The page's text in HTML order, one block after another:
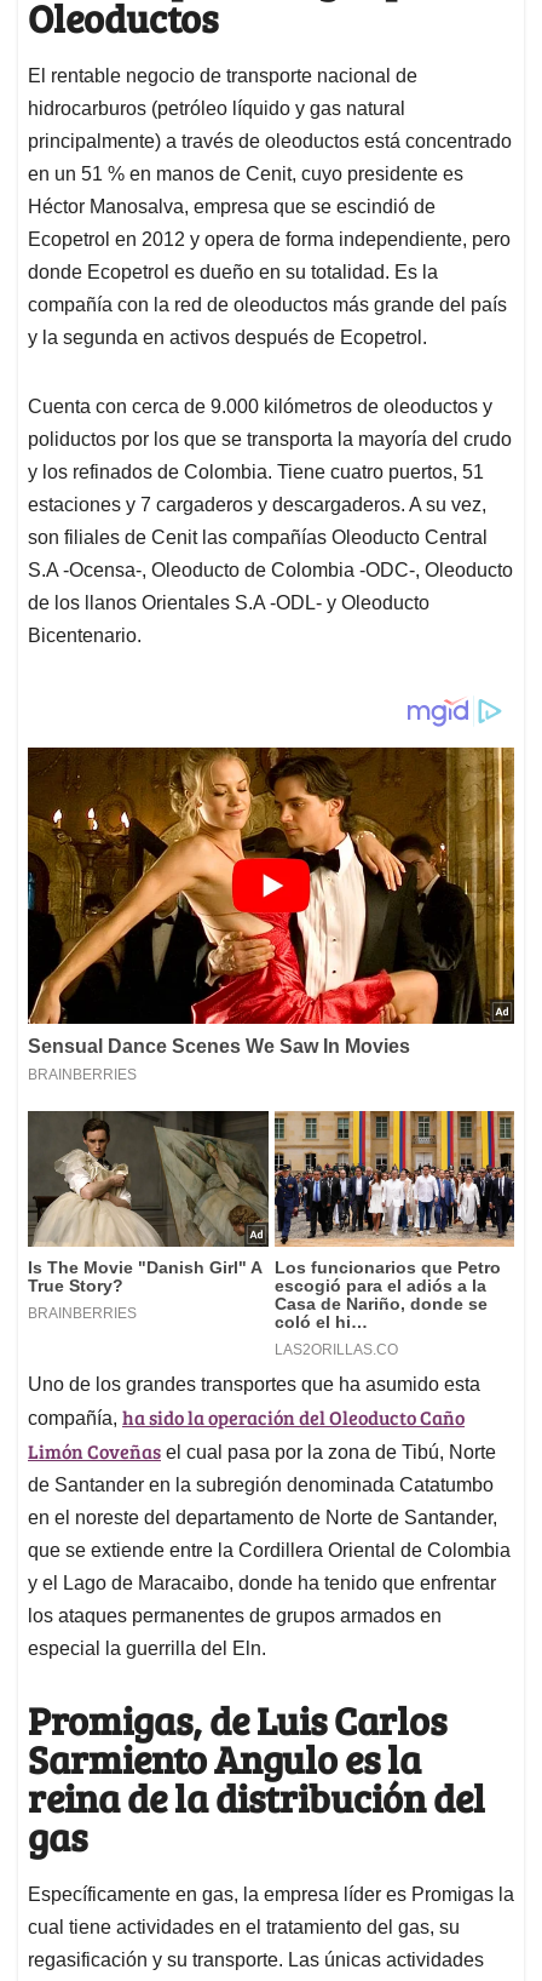
Oleoductos
El rentable negocio de transporte nacional de
hidrocarburos (petróleo líquido y gas natural
principalmente) a través de oleoductos está concentrado
en un 51 % en manos de Cenit, cuyo presidente es
Héctor Manosalva, empresa que se escindió de
Ecopetrol en 2012 y opera de forma independiente, pero
donde Ecopetrol es dueño en su totalidad. Es la
compañía con la red de oleoductos más grande del país
y la segunda en activos después de Ecopetrol.
Cuenta con cerca de 9.000 kilómetros de oleoductos y
poliductos por los que se transporta la mayoría del crudo
y los refinados de Colombia. Tiene cuatro puertos, 51
estaciones y 7 cargaderos y descargaderos. A su vez,
son filiales de Cenit las compañías Oleoducto Central
S.A -Ocensa-, Oleoducto de Colombia -ODC-, Oleoducto
de los llanos Orientales S.A -ODL- y Oleoducto
Bicentenario.
Uno de los grandes transportes que ha asumido esta
compañía, ha sido la operación del Oleoducto Caño
Limón Coveñas el cual pasa por la zona de Tibú, Norte
de Santander en la subregión denominada Catatumbo
en el noreste del departamento de Norte de Santander,
que se extiende entre la Cordillera Oriental de Colombia
y el Lago de Maracaibo, donde ha tenido que enfrentar
los ataques permanentes de grupos armados en
especial la guerrilla del Eln.
Promigas, de Luis Carlos
Sarmiento Angulo es la
reina de la distribución del
gas
Específicamente en gas, la empresa líder es Promigas la
cual tiene actividades en el tratamiento del gas, su
regasificación y su transporte. Las únicas actividades